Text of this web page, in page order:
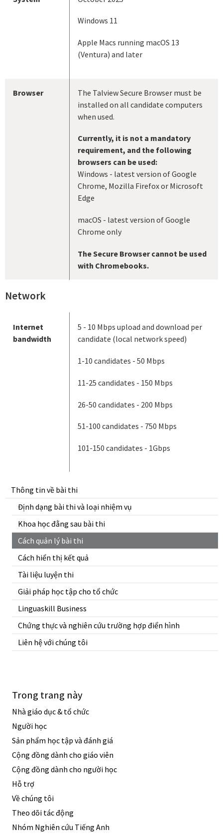
Thông tin về bài thi
Định dạng bài thi và loại nhiệm vụ
Khoa học đằng sau bài thi
Cách quản lý bài thi
Cách hiển thị kết quả
Tài liệu luyện thi
Giải pháp học tập cho tổ chức
Linguaskill Business
Chứng thực và nghiên cứu trường hợp điển hình
Liên hệ với chúng tôi
Windows 11
Apple Macs running macOS 13
(Ventura) and later
Browser
The Talview Secure Browser must be
installed on all candidate computers
when used.
Currently, it is not a mandatory
requirement, and the following
browsers can be used:
Windows - latest version of Google
Chrome, Mozilla Firefox or Microsoft
Edge
macOS - latest version of Google
Chrome only
The Secure Browser cannot be used
with Chromebooks.
Network
Internet
bandwidth
5 - 10 Mbps upload and download per
candidate (local network speed)
1-10 candidates - 50 Mbps
11-25 candidates - 150 Mbps
26-50 candidates - 200 Mbps
51-100 candidates - 750 Mbps
101-150 candidates - 1Gbps
Trong trang này
Nhà giáo dục & tổ chức
Người học
Sản phẩm học tập và đánh giá
Cộng đồng dành cho giáo viên
Cộng đồng dành cho người học
Hỗ trợ
Về chúng tôi
Theo dõi tác động
Nhóm Nghiên cứu Tiếng Anh